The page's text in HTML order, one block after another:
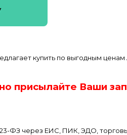
купить по выгодным ценам
присылайте Ваши
ФЗ через ЕИС, ПИК, ЭДО,